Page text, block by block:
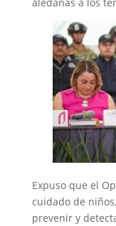
Expuso que el
cuidado de
prevenir y